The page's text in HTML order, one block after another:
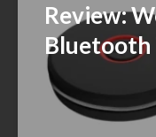
Review: